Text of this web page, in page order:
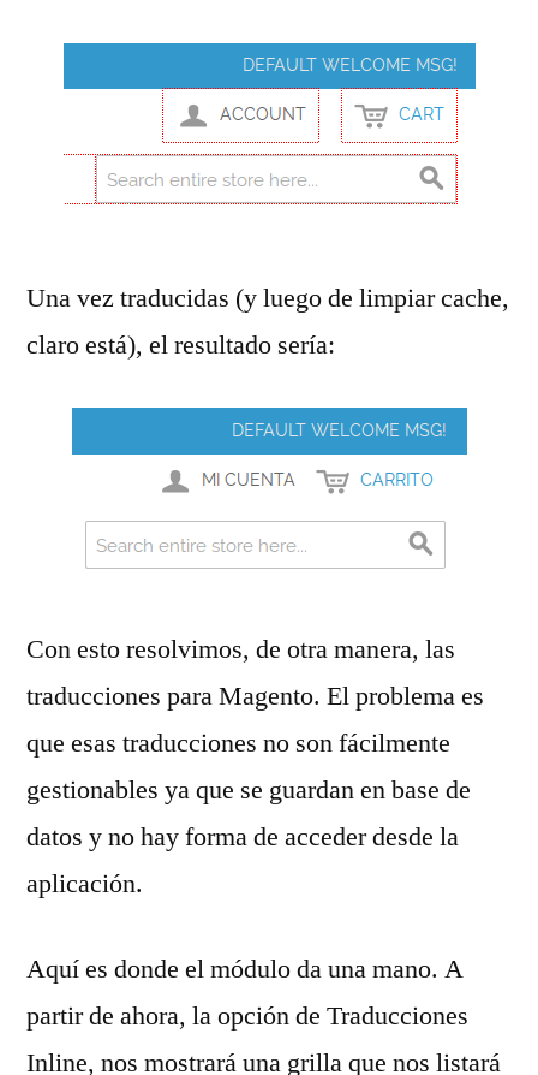
Una vez traducidas (y luego de limpiar cache,
claro está), el resultado sería:
Con esto resolvimos, de otra manera, las
traducciones para Magento. El problema es
que esas traducciones no son fácilmente
gestionables ya que se guardan en base de
datos y no hay forma de acceder desde la
aplicación.
Aquí es donde el módulo da una mano. A
partir de ahora, la opción de Traducciones
Inline, nos mostrará una grilla que nos listará